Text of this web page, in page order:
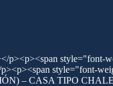
style="font-
style="font-
– CASA TIPO